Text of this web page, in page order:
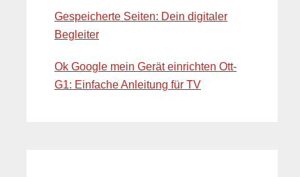
Gespeicherte Seiten: Dein digitaler
Begleiter
Ok Google mein Gerät einrichten Ott-
G1: Einfache Anleitung für TV